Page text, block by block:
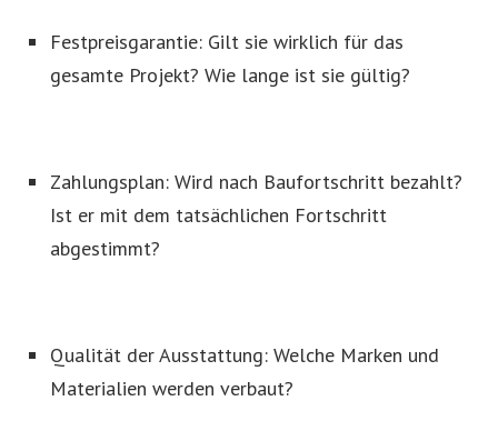
Festpreisgarantie: Gilt sie wirklich für das
gesamte Projekt? Wie lange ist sie gültig?
Zahlungsplan: Wird nach Baufortschritt bezahlt?
Ist er mit dem tatsächlichen Fortschritt
abgestimmt?
Qualität der Ausstattung: Welche Marken und
Materialien werden verbaut?